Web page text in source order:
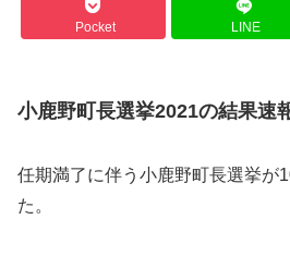
Pocket LINE
小鹿野町長選挙2021の結果速
任期満了に伴う小鹿野町長選挙が
た。